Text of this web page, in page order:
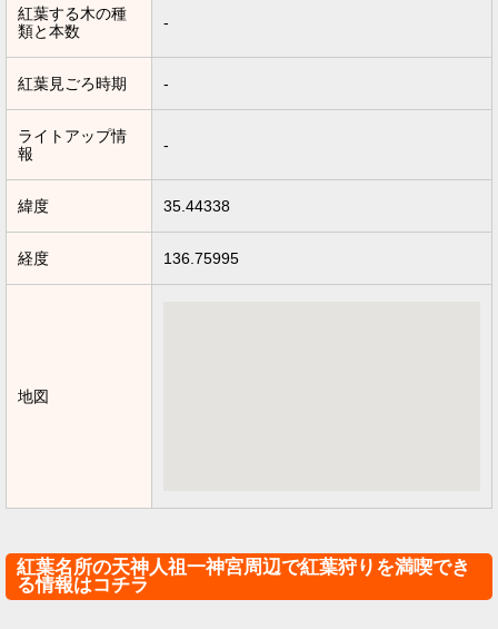
紅葉する木の種
類と本数
-
紅葉見ごろ時期 -
ライトアップ情
報
-
緯度 35.44338
経度 136.75995
地図
紅葉名所の天神人祖一神宮周辺で紅葉狩りを満喫でき
る情報はコチラ